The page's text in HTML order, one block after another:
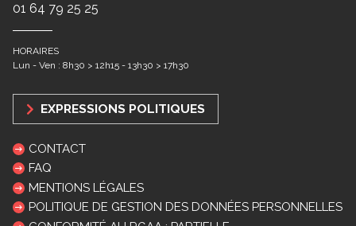
01 64 79 25 25
HORAIRES
Lun - Ven : 8h30 > 12h15 - 13h30 > 17h30
EXPRESSIONS POLITIQUES
CONTACT
FAQ
MENTIONS LÉGALES
POLITIQUE DE GESTION DES DONNÉES PERSONNELLES